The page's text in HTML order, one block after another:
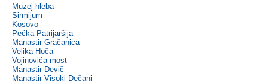
Muzej hleba
Sirmijum
Kosovo
Pećka Patrijaršija
Manastir Gračanica
Velika Hoča
Vojinovića most
Manastir Devič
Manastir Visoki Dečani